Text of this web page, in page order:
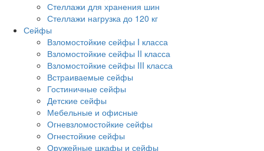
Стеллажи для хранения шин
Стеллажи нагрузка до 120 кг
Сейфы
Взломостойкие сейфы I класса
Взломостойкие сейфы II класса
Взломостойкие сейфы III класса
Встраиваемые сейфы
Гостиничные сейфы
Детские сейфы
Мебельные и офисные
Огневзломостойкие сейфы
Огнестойкие сейфы
Оружейные шкафы и сейфы